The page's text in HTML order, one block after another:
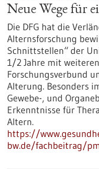
Neue Wege für
Die DFG hat die
Alternsforschung
Schnittstellen“ der
1/2 Jahre mit
Forschungsverbund
Alterung. Besonders
Gewebe-​, und
Erkenntnisse für
Altern.
https://
bw.de/fachbeitrag/